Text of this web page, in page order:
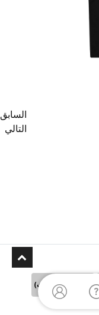
السابق
التالي
١٤٠ (١١-١٢ سنوات)